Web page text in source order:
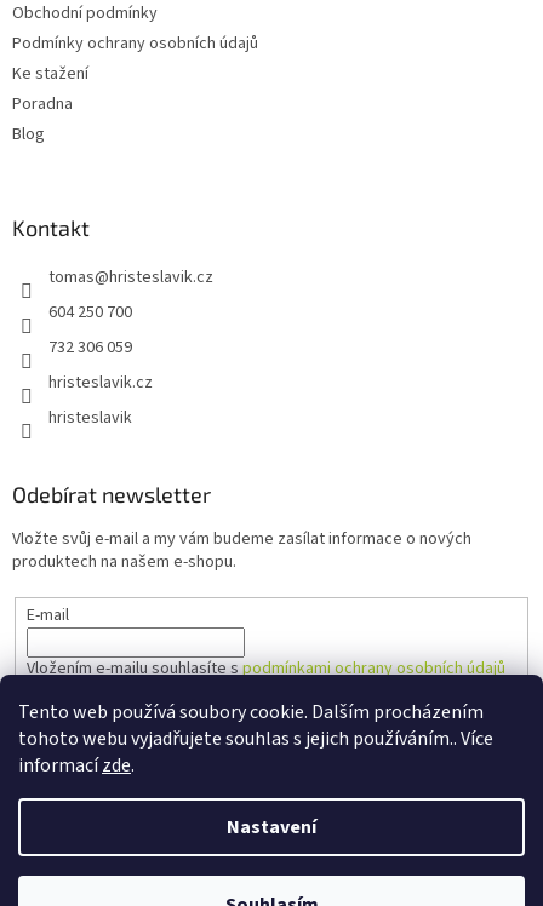
Tento web používá soubory cookie. Dalším procházením
tohoto webu vyjadřujete souhlas s jejich používáním.. Více
informacízde.
Nastavení
Obchodní podmínky
Podmínky ochrany osobních údajů
Ke stažení
Poradna
Blog
Kontakt
tomas@hristeslavik.cz
604 250 700
732 306 059
hristeslavik.cz
hristeslavik
Odebírat newsletter
Vložte svůj e-mail a my vám budeme zasílat informace o nových
produktech na našem e-shopu.
E-mail
Vložením e-mailu souhlasíte spodmínkami ochrany osobních údajů
PŘIHLÁSIT SE
Vytvořil Shoptet